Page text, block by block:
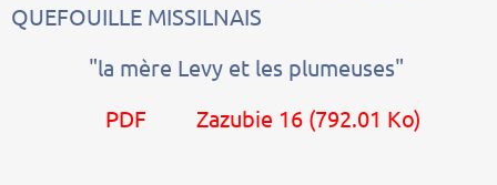
QUEFOUILLE MISSILNAIS
"la mère Levy et les plumeuses"
PDF Zazubie 16 (792.01 Ko)